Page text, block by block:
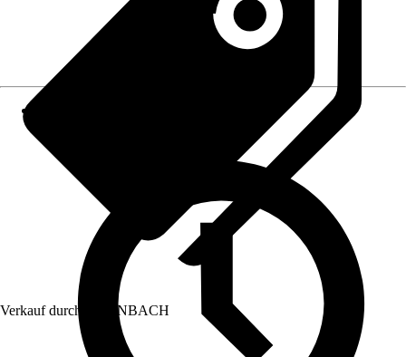
Verkauf durch: HORNBACH